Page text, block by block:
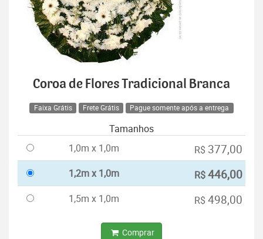
Coroa de Flores Tradicional Branca
Faixa Grátis Frete Grátis Pague somente após a entrega
Tamanhos
1,0m x 1,0m
R$ 377,00
1,2m x 1,0m R$446,00
1,5m x 1,0m R$ 498,00
Comprar